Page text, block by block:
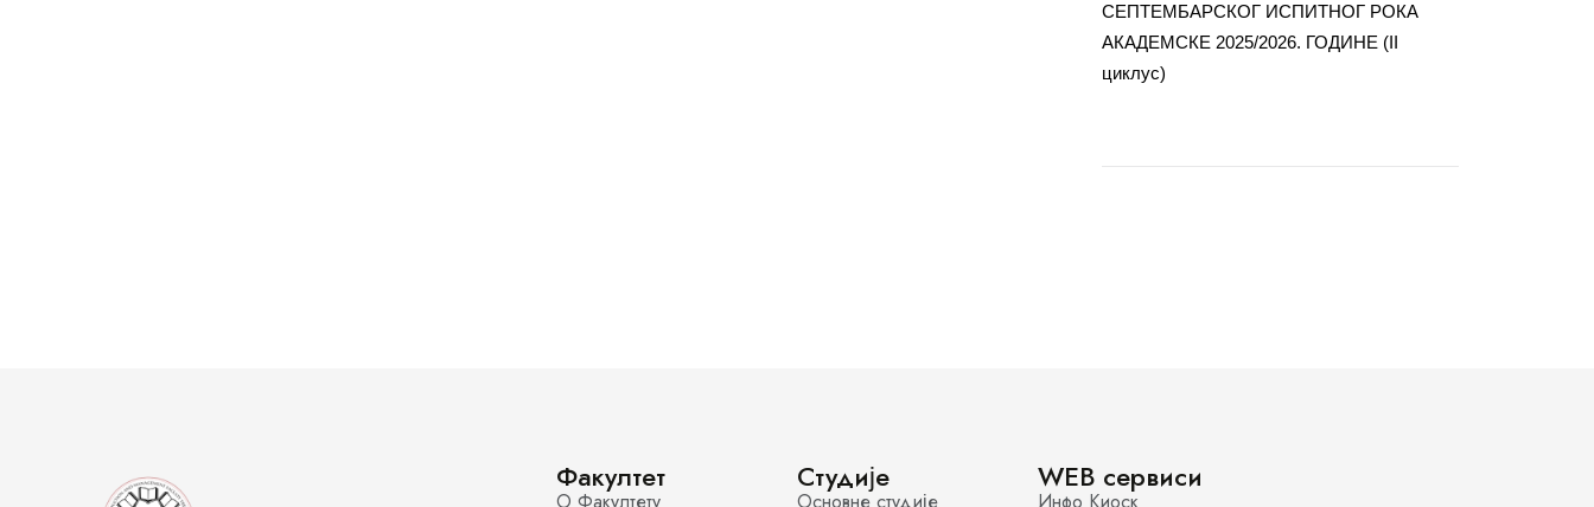
СЕПТЕМБАРСКОГ ИСПИТНОГ РОКА
АКАДЕМСКЕ 2025/2026. ГОДИНЕ (II
циклус)
Факултет Студије WEB сервиси